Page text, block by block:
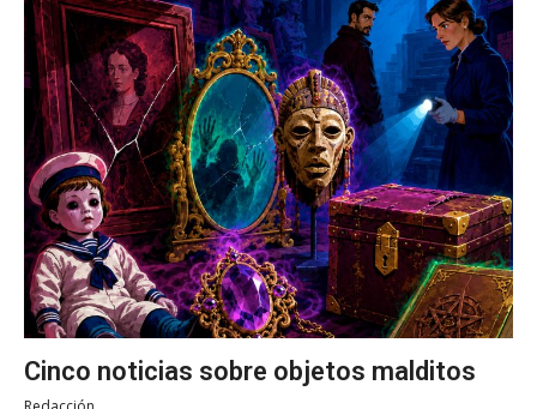
Cinco noticias sobre objetos malditos